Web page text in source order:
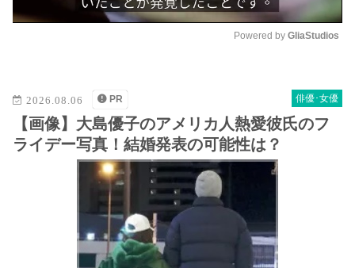
e
Powered by GliaStudios
俳優･女優
2026.08.06 PR
【画像】大島優子のアメリカ人熱愛彼氏のフ
ライデー写真！結婚発表の可能性は？